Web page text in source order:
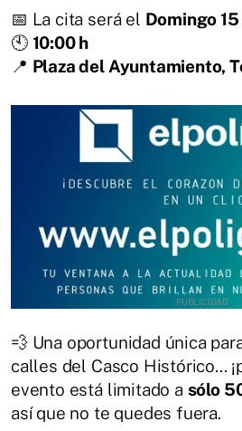
📅 La cita será el Domingo
🕙 10:00 h
📍 Plaza del Ayuntamiento,
💨 Una oportunidad única
calles del Casco Histórico...
evento está limitado a sólo
así que no te quedes fuera.